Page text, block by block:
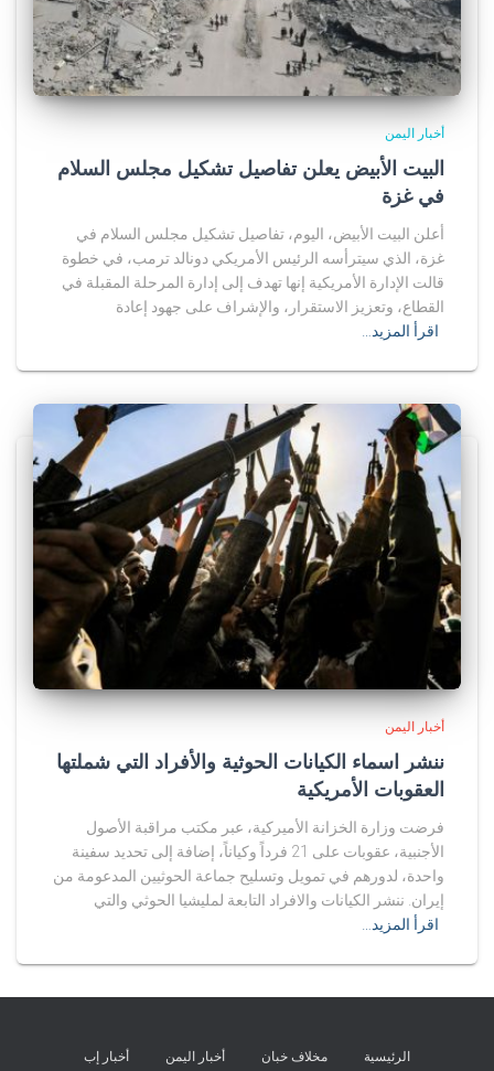
أخبار اليمن
البيت الأبيض يعلن تفاصيل تشكيل مجلس السلام
في غزة
أعلن البيت الأبيض، اليوم، تفاصيل تشكيل مجلس السلام في
غزة، الذي سيترأسه الرئيس الأمريكي دونالد ترمب، في خطوة
قالت الإدارة الأمريكية إنها تهدف إلى إدارة المرحلة المقبلة في
القطاع، وتعزيز الاستقرار، والإشراف على جهود إعادة
اقرأ المزيد…
أخبار اليمن
ننشر اسماء الكيانات الحوثية والأفراد التي شملتها
العقوبات الأمريكية
فرضت وزارة الخزانة الأميركية، عبر مكتب مراقبة الأصول
الأجنبية، عقوبات على 21 فرداً وكياناً، إضافة إلى تحديد سفينة
واحدة، لدورهم في تمويل وتسليح جماعة الحوثيين المدعومة من
إيران. ننشر الكيانات والافراد التابعة لمليشيا الحوثي والتي
اقرأ المزيد…
الرئيسية مخلاف خبان أخبار اليمن أخبار إب